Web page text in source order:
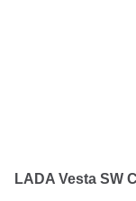
LADA Vesta SW